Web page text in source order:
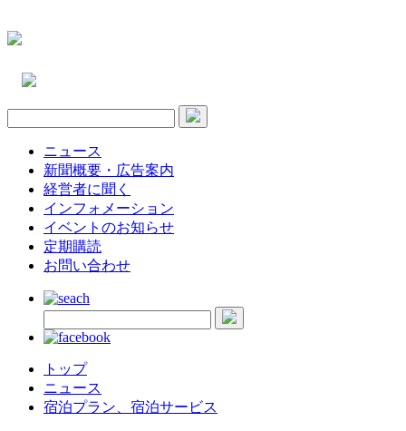
ニュース
新聞概要・広告案内
経営者に聞く
インフォメーション
イベントのお知らせ
定期購読
お問い合わせ
トップ
ニュース
宿泊プラン、宿泊サービス